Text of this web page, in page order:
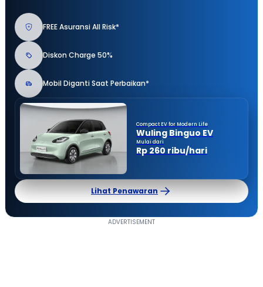
FREE Asuransi All Risk*
Diskon Charge 50%
Mobil Diganti Saat Perbaikan*
Compact EV for Modern Life
Wuling Binguo EV
Mulai dari
Rp 260 ribu/hari
Lihat Penawaran